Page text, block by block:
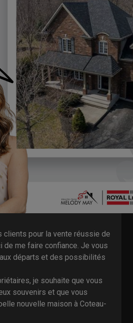
clients pour la vente réussie de
de me faire confiance. Je vous
départs et des possibilités
je souhaite que vous
souvenirs et que vous
nouvelle maison à Coteau-